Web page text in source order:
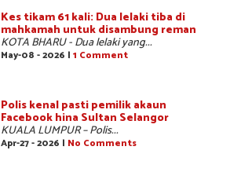
Kes tikam 61 kali: Dua lelaki tiba di
mahkamah untuk disambung reman
KOTA BHARU - Dua lelaki yang...
May-08 - 2026 | 1 Comment
Polis kenal pasti pemilik akaun
Facebook hina Sultan Selangor
KUALA LUMPUR – Polis...
Apr-27 - 2026 | No Comments